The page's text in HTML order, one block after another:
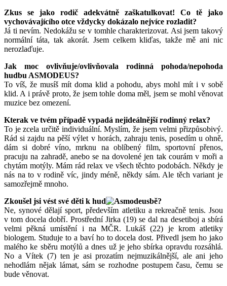
Zkus se jako rodič adekvátně zaškatulkovat! Co tě jako
vychovávajícího otce vždycky dokázalo nejvíce rozladit?
Já ti nevím. Nedokážu se v tomhle charakterizovat. Asi jsem takový
normální táta, tak akorát. Jsem celkem kliďas, takže mě ani nic
nerozlaďuje.
Jak moc ovlivňuje/ovlivňovala rodinná pohoda/nepohoda
hudbu ASMODEUS?
To víš, že musíš mít doma klid a pohodu, abys mohl mít i v sobě
klid. A i právě proto, že jsem tohle doma měl, jsem se mohl věnovat
muzice bez omezení.
Kterak ve tvém případě vypadá nejideálnější rodinný relax?
To je zcela určitě individuální. Myslím, že jsem velmi přizpůsobivý.
Rád si zajdu na pěší výlet v horách, zahraju tenis, posedím u ohně,
dám si dobré víno, mrknu na oblíbený film, sportovní přenos,
pracuju na zahradě, anebo se na dovolené jen tak courám v moři a
chytám motýly. Mám rád relax ve všech těchto podobách. Někdy je
nás na to v rodině víc, jindy méně, někdy sám. Ale těch variant je
samozřejmě mnoho.
Zkoušel jsi vést své děti k hud
bě?
Ne, synové dělají sport, především atletiku a rekreačně tenis. Jsou
v tom docela dobří. Prostřední Jirka (19) se dal na desetiboj a sbírá
velmi pěkná umístění i na MČR. Lukáš (22) je krom atletiky
biologem. Studuje to a baví ho to docela dost. Přivedl jsem ho jako
malého ke sběru motýlů a dnes už je jeho sbírka opravdu rozsáhlá.
No a Vítek (7) ten je asi prozatím nejmuzikálnější, ale ani jeho
nehodlám nějak lámat, sám se rozhodne postupem času, čemu se
bude věnovat.